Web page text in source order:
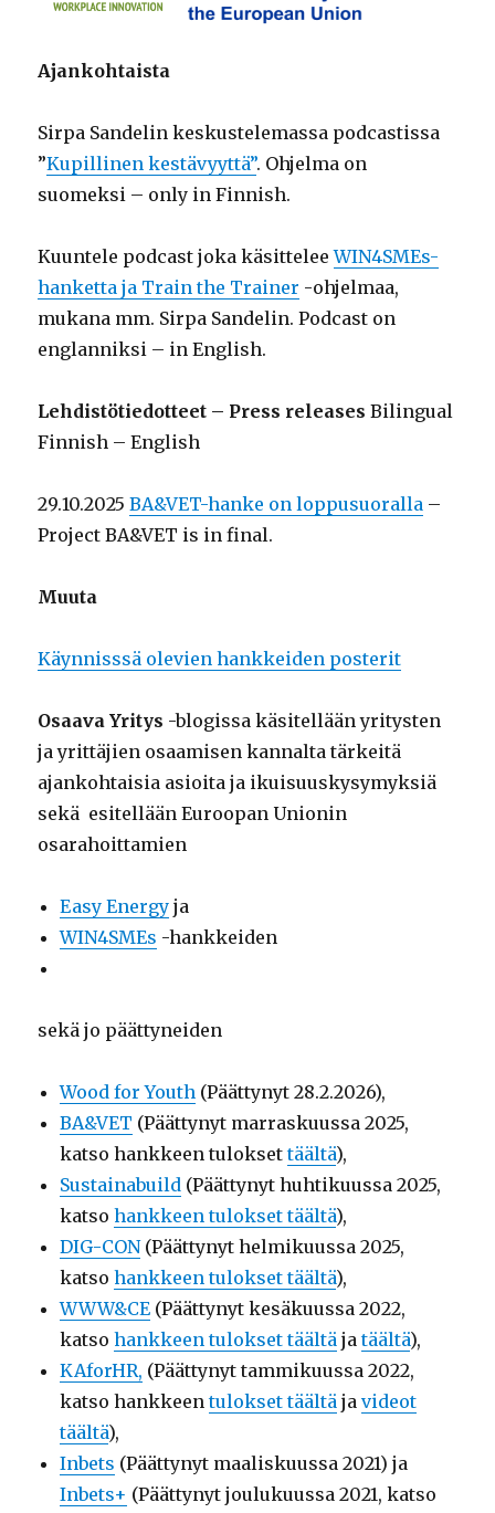
Ajankohtaista
Sirpa Sandelin keskustelemassa podcastissa
”Kupillinen kestävyyttä”. Ohjelma on
suomeksi – only in Finnish.
Kuuntele podcast joka käsitteleeWIN4SMEs-
hanketta ja Train the Trainer -ohjelmaa,
mukana mm. Sirpa Sandelin. Podcast on
englanniksi – in English.
Lehdistötiedotteet – Press releasesBilingual
Finnish – English
29.10.2025BA&VET-hanke on loppusuoralla –
Project BA&VET is in final.
Muuta
Käynnisssä olevien hankkeiden posterit
Osaava Yritys -blogissa käsitellään yritysten
ja yrittäjien osaamisen kannalta tärkeitä
ajankohtaisia asioita ja ikuisuuskysymyksiä
sekä esitellään Euroopan Unionin
osarahoittamien
Easy Energy ja
WIN4SMEs -hankkeiden
sekä jo päättyneiden
Wood for Youth (Päättynyt 28.2.2026),
BA&VET (Päättynyt marraskuussa 2025,
katso hankkeen tuloksettäältä),
Sustainabuild (Päättynyt huhtikuussa 2025,
katsohankkeen tulokset täältä),
DIG-CON(Päättynyt helmikuussa 2025,
katsohankkeen tulokset täältä),
WWW&CE (Päättynyt kesäkuussa 2022,
katsohankkeen tulokset täältä jatäältä),
KAforHR, (Päättynyt tammikuussa 2022,
katso hankkeentulokset täältä javideot
täältä),
Inbets (Päättynyt maaliskuussa 2021) ja
Inbets+ (Päättynyt joulukuussa 2021, katso